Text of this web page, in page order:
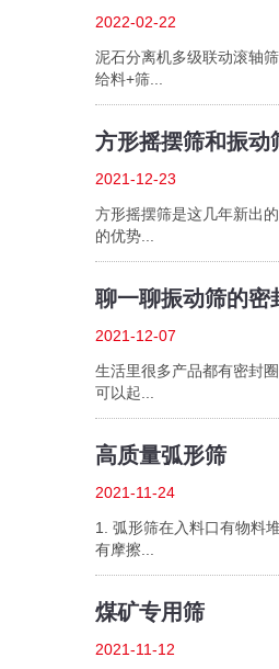
2022-02-22
泥石分离机多级联动滚轴
给料+筛...
方形摇摆筛和振动
2021-12-23
方形摇摆筛是这几年新出
的优势...
聊一聊振动筛的密
2021-12-07
生活里很多产品都有密封
可以起...
高质量弧形筛
2021-11-24
1. 弧形筛在入料口有物料
有摩擦...
煤矿专用筛
2021-11-12